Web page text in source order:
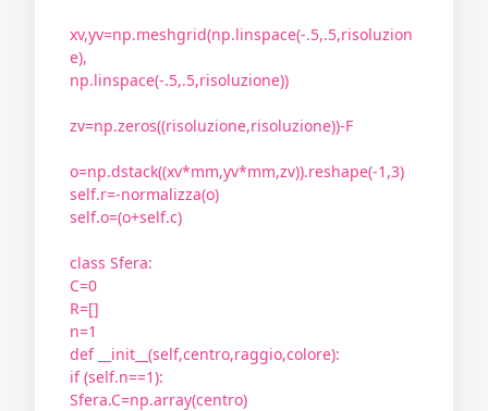
xv,yv=np.meshgrid(np.linspace(-.5,.5,risoluzion
e),
np.linspace(-.5,.5,risoluzione))
zv=np.zeros((risoluzione,risoluzione))-F
o=np.dstack((xv*mm,yv*mm,zv)).reshape(-1,3)
self.r=-normalizza(o)
self.o=(o+self.c)
class Sfera:
C=0
R=[]
n=1
def __init__(self,centro,raggio,colore):
if (self.n==1):
Sfera.C=np.array(centro)